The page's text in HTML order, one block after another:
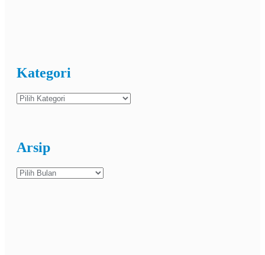
Kategori
Kategori
Arsip
Arsip